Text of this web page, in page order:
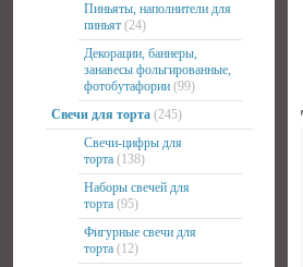
Пиньяты, наполнители для
пиньят (24)
Декорации, баннеры,
занавесы фольгированные,
фотобутафории (99)
Свечи для торта (245)
Свечи-цифры для
торта (138)
Наборы свечей для
торта (95)
Фигурные свечи для
торта (12)